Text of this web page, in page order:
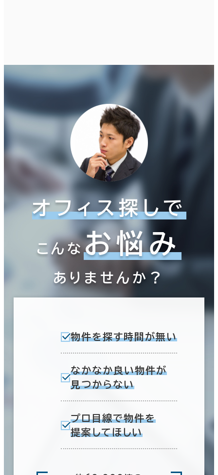
オフィス探しで
こんなお悩み
ありませんか？
物件を探す時間が無い
なかなか良い物件が
見つからない
プロ目線で物件を
提案してほしい